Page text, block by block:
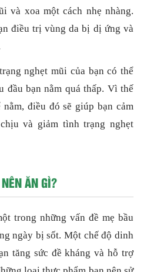
và xoa một cách nhẹ nhàng.
điều trị vùng da bị dị ứng và
nghẹt mũi của bạn có thể
đầu bạn nằm quá thấp. Vì thế
điều đó sẽ giúp bạn cảm
và giảm tình trạng nghẹt
ĂN GÌ?
trong những vấn đề mẹ bầu
ngày bị sốt. Một chế độ dinh
tăng sức đề kháng và hỗ trợ